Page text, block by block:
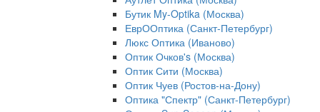
Бутик My-Optika (Москва)
ЕврООптика (Санкт-Петербург)
Люкс Оптика (Иваново)
Оптик Очков's (Москва)
Оптик Сити (Москва)
Оптик Чуев (Ростов-на-Дону)
Оптика "Спектр" (Санкт-Петербург)